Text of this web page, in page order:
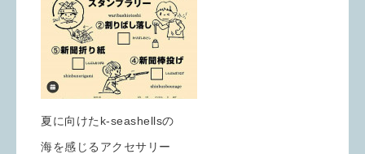
夏に向けたk-seashellsの
海を感じるアクセサリー